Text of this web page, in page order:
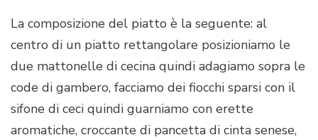
La composizione del piatto è la seguente: al
centro di un piatto rettangolare posizioniamo le
due mattonelle di cecina quindi adagiamo sopra le
code di gambero, facciamo dei fiocchi sparsi con il
sifone di ceci quindi guarniamo con erette
aromatiche, croccante di pancetta di cinta senese,